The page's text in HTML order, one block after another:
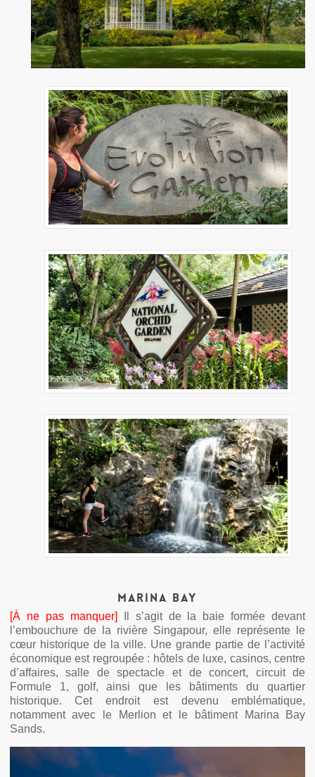
Marina Bay
[À ne pas manquer] Il s’agit de la baie formée devant
l’embouchure de la rivière Singapour, elle représente le
cœur historique de la ville. Une grande partie de l’activité
économique est regroupée : hôtels de luxe, casinos, centre
d’affaires, salle de spectacle et de concert, circuit de
Formule 1, golf, ainsi que les bâtiments du quartier
historique. Cet endroit est devenu emblématique,
notamment avec le Merlion et le bâtiment Marina Bay
Sands.